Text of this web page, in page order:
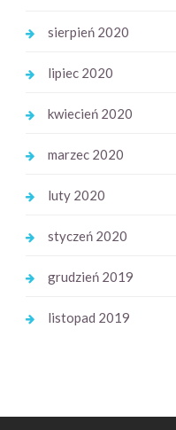
sierpień 2020
lipiec 2020
kwiecień 2020
marzec 2020
luty 2020
styczeń 2020
grudzień 2019
listopad 2019